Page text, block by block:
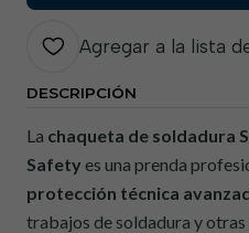
Agregar a la lista
DESCRIPCIÓN
La chaqueta de soldadura
Safety es una prenda
protección técnica
trabajos de soldadura y